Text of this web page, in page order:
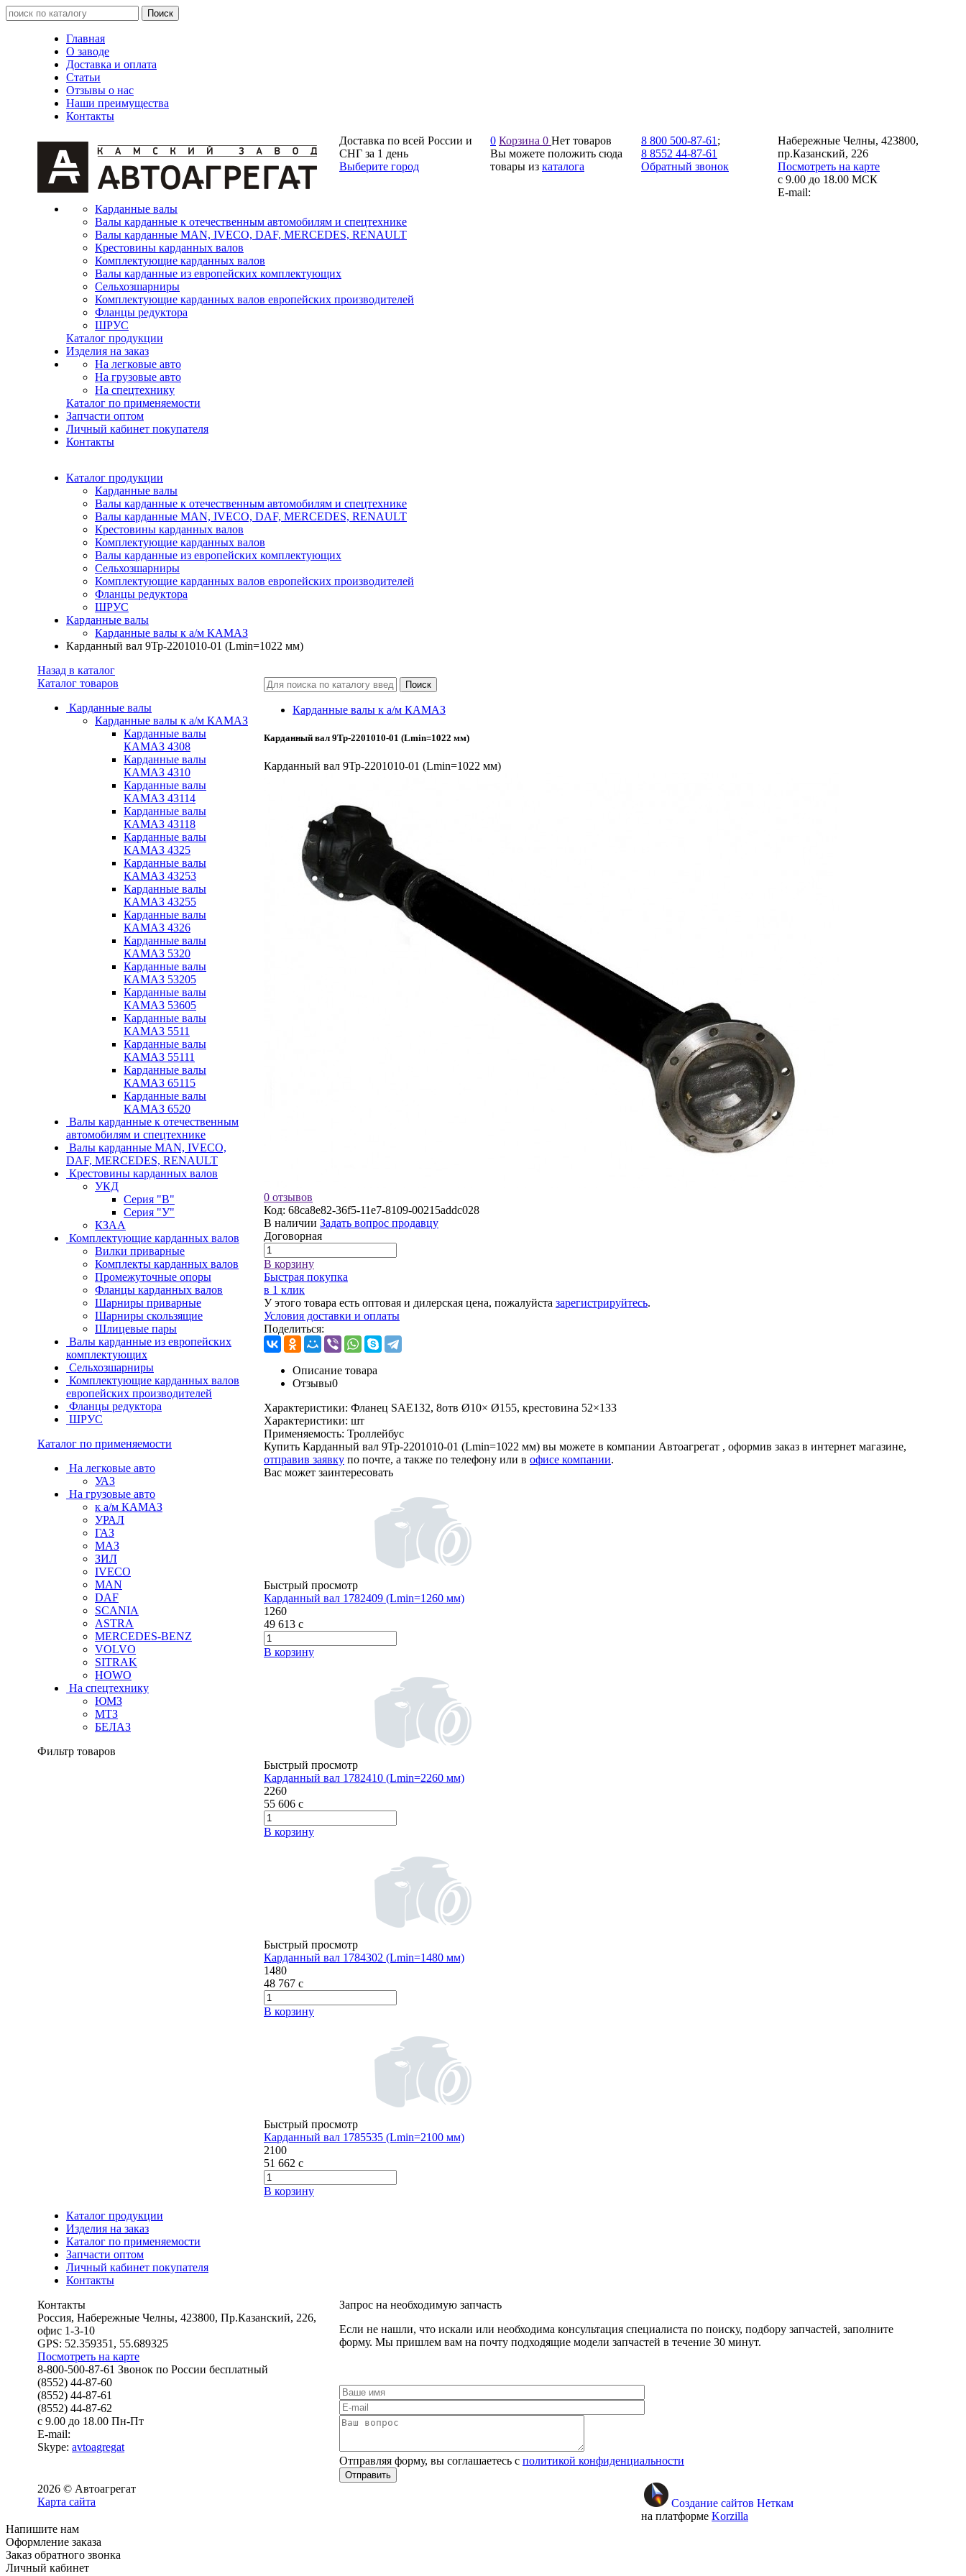
Главная
О заводе
Доставка и оплата
Статьи
Отзывы о нас
Наши преимущества
Контакты
Доставка по всей России и
СНГ за 1 день
Выберите город
0 Корзина 0 Нет товаров
Вы можете положить сюда
товары из каталога
8 800 500-87-61 ;
8 8552 44-87-61
Обратный звонок
Набережные Челны, 423800,
пр.Казанский, 226
Посмотреть на карте
с 9.00 до 18.00 МСК
E-mail:
Карданные валы
Валы карданные к отечественным автомобилям и спецтехнике
Валы карданные MAN, IVECO, DAF, MERCEDES, RENAULT
Крестовины карданных валов
Комплектующие карданных валов
Валы карданные из европейских комплектующих
Сельхозшарниры
Комплектующие карданных валов европейских производителей
Фланцы редуктора
ШРУС
Каталог продукции
Изделия на заказ
На легковые авто
На грузовые авто
На спецтехнику
Каталог по применяемости
Запчасти оптом
Личный кабинет покупателя
Контакты
Каталог продукции
Карданные валы
Валы карданные к отечественным автомобилям и спецтехнике
Валы карданные MAN, IVECO, DAF, MERCEDES, RENAULT
Крестовины карданных валов
Комплектующие карданных валов
Валы карданные из европейских комплектующих
Сельхозшарниры
Комплектующие карданных валов европейских производителей
Фланцы редуктора
ШРУС
Карданные валы
Карданные валы к а/м КАМАЗ
Карданный вал 9Тр-2201010-01 (Lmin=1022 мм)
Назад в каталог
Каталог товаров
Карданные валы
Карданные валы к а/м КАМАЗ
Карданные валы
КАМАЗ 4308
Карданные валы
КАМАЗ 4310
Карданные валы
КАМАЗ 43114
Карданные валы
КАМАЗ 43118
Карданные валы
КАМАЗ 4325
Карданные валы
КАМАЗ 43253
Карданные валы
КАМАЗ 43255
Карданные валы
КАМАЗ 4326
Карданные валы
КАМАЗ 5320
Карданные валы
КАМАЗ 53205
Карданные валы
КАМАЗ 53605
Карданные валы
КАМАЗ 5511
Карданные валы
КАМАЗ 55111
Карданные валы
КАМАЗ 65115
Карданные валы
КАМАЗ 6520
Валы карданные к отечественным
автомобилям и спецтехнике
Валы карданные MAN, IVECO,
DAF, MERCEDES, RENAULT
Крестовины карданных валов
УКД
Серия "В"
Серия "У"
КЗАА
Комплектующие карданных валов
Вилки приварные
Комплекты карданных валов
Промежуточные опоры
Фланцы карданных валов
Шарниры приварные
Шарниры скользящие
Шлицевые пары
Валы карданные из европейских
комплектующих
Сельхозшарниры
Комплектующие карданных валов
европейских производителей
Фланцы редуктора
ШРУС
Каталог по применяемости
На легковые авто
УАЗ
На грузовые авто
к а/м КАМАЗ
УРАЛ
ГАЗ
МАЗ
ЗИЛ
IVECO
MAN
DAF
SCANIA
ASTRA
MERCEDES-BENZ
VOLVO
SITRAK
HOWO
На спецтехнику
ЮМЗ
МТЗ
БЕЛАЗ
Фильтр товаров
Карданные валы к а/м КАМАЗ
Карданный вал 9Тр-2201010-01 (Lmin=1022 мм)
Карданный вал 9Тр-2201010-01 (Lmin=1022 мм)
0 отзывов
Код: 68ca8e82-36f5-11e7-8109-00215addc028
В наличии Задать вопрос продавцу
Договорная
В корзину
Быстрая покупка
в 1 клик
У этого товара есть оптовая и дилерская цена, пожалуйста зарегистрируйтесь.
Условия доставки и оплаты
Поделиться:
Описание товара
Отзывы0
Характеристики: Фланец SAE132, 8отв Ø10× Ø155, крестовина 52×133
Характеристики: шт
Применяемость: Троллейбус
Купить Карданный вал 9Тр-2201010-01 (Lmin=1022 мм) вы можете в компании Автоагрегат , оформив заказ в интернет магазине,
отправив заявку по почте, а также по телефону или в офисе компании.
Вас может заинтересовать
Быстрый просмотр
Карданный вал 1782409 (Lmin=1260 мм)
1260
49 613 c
В корзину
Быстрый просмотр
Карданный вал 1782410 (Lmin=2260 мм)
2260
55 606 c
В корзину
Быстрый просмотр
Карданный вал 1784302 (Lmin=1480 мм)
1480
48 767 c
В корзину
Быстрый просмотр
Карданный вал 1785535 (Lmin=2100 мм)
2100
51 662 c
В корзину
Каталог продукции
Изделия на заказ
Каталог по применяемости
Запчасти оптом
Личный кабинет покупателя
Контакты
Контакты
Россия, Набережные Челны, 423800, Пр.Казанский, 226,
офис 1-3-10
GPS: 52.359351, 55.689325
Посмотреть на карте
8-800-500-87-61 Звонок по России бесплатный
(8552) 44-87-60
(8552) 44-87-61
(8552) 44-87-62
с 9.00 до 18.00 Пн-Пт
E-mail:
Skype: avtoagregat
Запрос на необходимую запчасть
Если не нашли, что искали или необходима консультация специалиста по поиску, подбору запчастей, заполните
форму. Мы пришлем вам на почту подходящие модели запчастей в течение 30 минут.
Отправляя форму, вы соглашаетесь с политикой конфиденциальности
2026 © Автоагрегат
Карта сайта
Создание сайтов Неткам
на платформе Korzilla
Напишите нам
Оформление заказа
Заказ обратного звонка
Личный кабинет